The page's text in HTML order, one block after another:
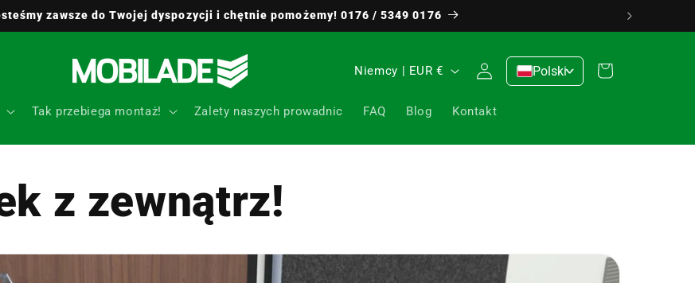
zawsze do Twojej dyspozycji i chętnie pomożemy! 0176 / 5349 0176
Tak przebiega montaż! Zalety naszych prowadnic FAQ Blog Kontakt
K
j
i
Niemcy | EUR €
Zaloguj
się
Polski> Koszyk
z zewnątrz!